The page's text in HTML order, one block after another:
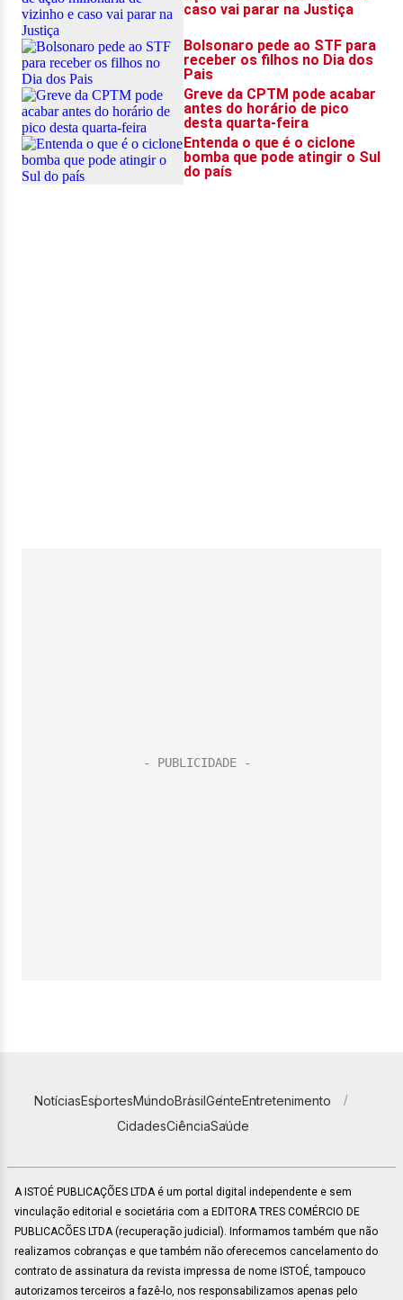
NotíciasEsportesMundoBrasilGenteEntretenimento
CidadesCiênciaSaúde
A ISTOÉ PUBLICAÇÕES LTDA é um portal digital independente e sem
vinculação editorial e societária com a EDITORA TRES COMÉRCIO DE
PUBLICACÕES LTDA (recuperação judicial). Informamos também que não
realizamos cobranças e que também não oferecemos cancelamento do
contrato de assinatura da revista impressa de nome ISTOÉ, tampouco
autorizamos terceiros a fazê-lo, nos responsabilizamos apenas pelo